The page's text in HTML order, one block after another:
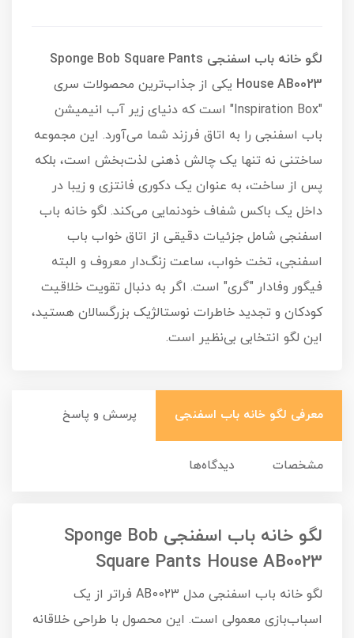
لگو خانه باب اسفنجی Sponge Bob Square Pants
House AB0023 یکی از جذاب‌ترین محصولات سری
"Inspiration Box" است که دنیای زیر آب انیمیشن
باب اسفنجی را به اتاق فرزند شما می‌آورد. این مجموعه
ساختنی نه تنها یک چالش ذهنی لذت‌بخش است، بلکه
پس از ساخت، به عنوان یک دکوری فانتزی و زیبا در
داخل یک باکس شفاف خودنمایی می‌کند. لگو خانه باب
اسفنجی شامل جزئیات دقیقی از اتاق خواب باب
اسفنجی، تخت خواب، ساعت زنگ‌دار معروف و البته
فیگور وفادار "گری" است. اگر به دنبال تقویت خلاقیت
کودکان و تجدید خاطرات نوستالژیک بزرگسالان هستید،
این لگو انتخابی بی‌نظیر است.
معرفی لگو خانه باب اسفنجی پرسش و پاسخ
مشخصات دیدگاه‌ها
لگو خانه باب اسفنجی Sponge Bob
Square Pants House AB0023
لگو خانه باب اسفنجی مدل AB0023 فراتر از یک
اسباب‌بازی معمولی است. این محصول با طراحی خلاقانه